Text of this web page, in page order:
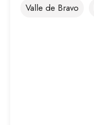
Valle de Bravo